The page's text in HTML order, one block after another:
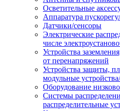
Осветительные
Аппаратура
Датчики/сенсоры
Электрические
числе
Устройства
от перенапряжений
Устройства защиты,
модульные
Оборудование
Системы
распределительные